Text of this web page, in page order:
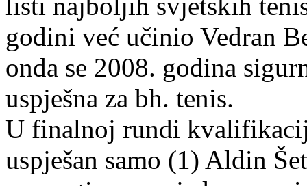
listi najboljih svjetskih
godini već učinio Vedran
onda se 2008. godina
uspješna za bh. tenis.
U finalnoj rundi
uspješan samo (1) Aldin